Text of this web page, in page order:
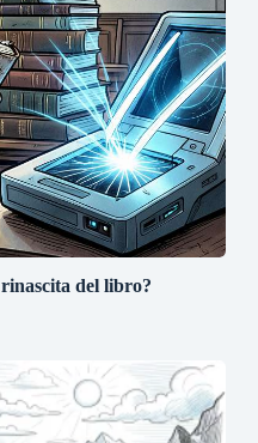
del libro?